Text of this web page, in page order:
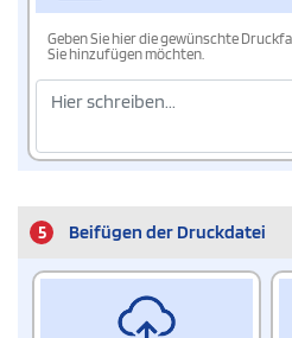
Geben Sie hier die gewünschte
Sie hinzufügen möchten.
5 Beifügen der Druckdatei